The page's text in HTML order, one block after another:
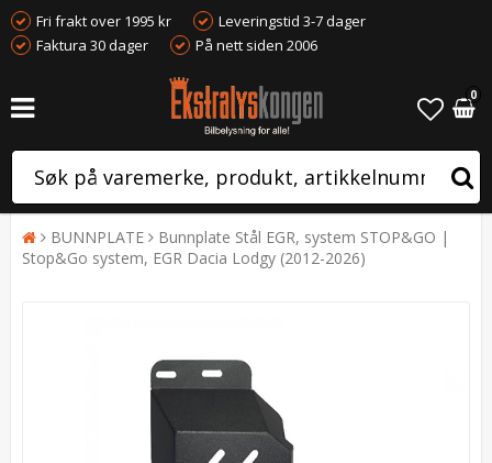
Fri frakt over 1995 kr
Leveringstid 3-7 dager
Faktura 30 dager
På nett siden 2006
0
BUNNPLATE
Bunnplate Stål EGR, system STOP&GO |
Stop&Go system, EGR Dacia Lodgy (2012-2026)